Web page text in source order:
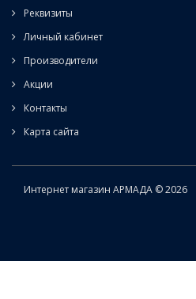
Реквизиты
Личный кабинет
Производители
Акции
Контакты
Карта сайта
Интернет магазин АРМАДА © 2026